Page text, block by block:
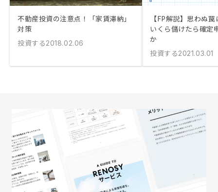
不動産投資の注意点！「家賃滞納」
対策
投資する2018.02.06
【FP解説】思わぬ
いくら儲けたら確定
か
投資する2021.03.01